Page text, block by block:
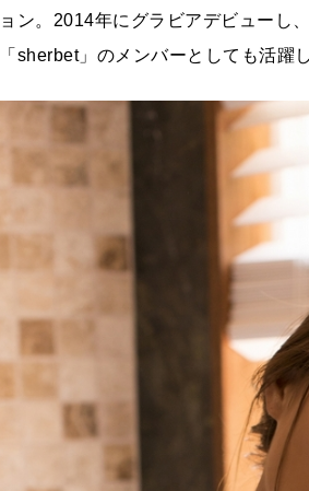
ン。2014年にグラビアデビューし
sherbet」のメンバーとしても活躍